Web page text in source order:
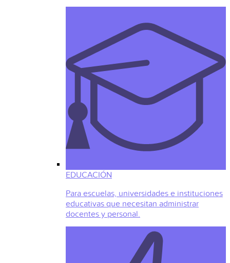
EDUCACIÓN
Para escuelas, universidades e instituciones
educativas que necesitan administrar
docentes y personal.